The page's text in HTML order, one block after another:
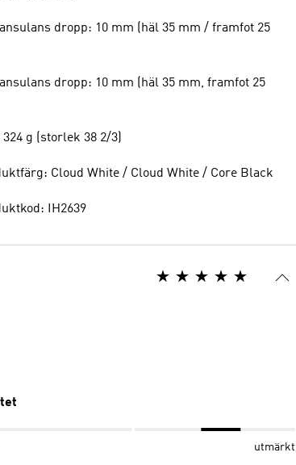
dropp: 10 mm (häl 35 mm / framfot 25
dropp: 10 mm (häl 35 mm, framfot 25
g (storlek 38 2/3)
Cloud White / Cloud White / Core Black
IH2639
utmärkt